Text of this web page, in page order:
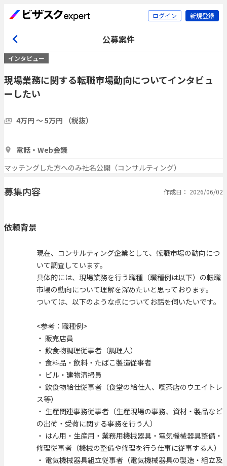
ログイン 新規登録
公募案件
インタビュー
現場業務に関する転職市場動向についてインタビュ
ーしたい
4万円 〜 5万円 （税抜）
電話・Web会議
マッチングした方へのみ社名公開（コンサルティング）
募集内容 作成日： 2026/06/02
依頼背景
現在、コンサルティング企業として、転職市場の動向につ
いて調査しています。
具体的には、現場業務を行う職種（職種例は以下）の転職
市場の動向について理解を深めたいと思っております。
ついては、以下のような点についてお話を伺いたいです。
<参考：職種例>
・ 販売店員
・ 飲食物調理従事者（調理人）
・ 食料品・飲料・たばこ製造従事者
・ ビル・建物清掃員
・ 飲食物給仕従事者（食堂の給仕人、喫茶店のウエイトレ
ス等）
・ 生産関連事務従事者（生産現場の事務、資材・製品など
の出荷・受荷に関する事務を行う人）
・ はん用・生産用・業務用機械器具・電気機械器具整備・
修理従事者（機械の整備や修理を行う仕事に従事する人）
・ 電気機械器具組立従事者（電気機械器具の製造・組立及